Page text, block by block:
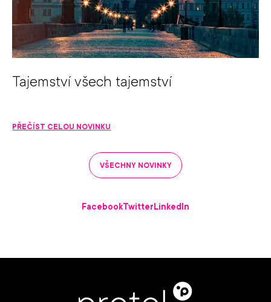
Tajemství všech tajemství
PŘEČÍST CELOU NOVINKU
VŠECHNY NOVINKY
FacebookTwitterLinkedIn